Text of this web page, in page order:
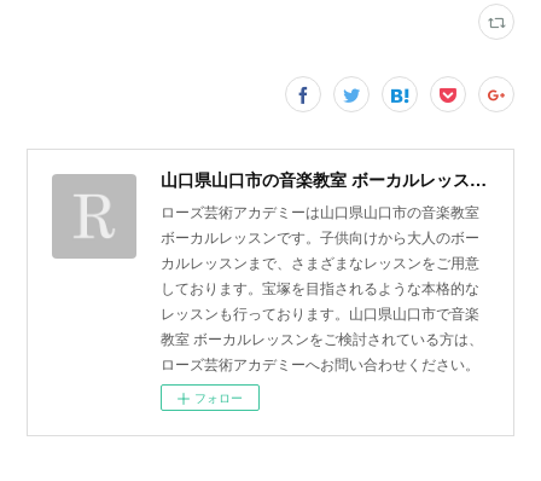
山口県山口市の音楽教室 ボーカルレッスン | ローズ芸術アカデミー
ローズ芸術アカデミーは山口県山口市の音楽教室
ボーカルレッスンです。子供向けから大人のボー
カルレッスンまで、さまざまなレッスンをご用意
しております。宝塚を目指されるような本格的な
レッスンも行っております。山口県山口市で音楽
教室 ボーカルレッスンをご検討されている方は、
ローズ芸術アカデミーへお問い合わせください。
フォロー